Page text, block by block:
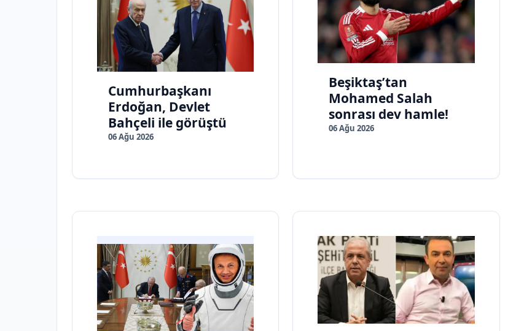
Cumhurbaşkanı
Erdoğan, Devlet
Bahçeli ile görüştü
06 Ağu 2026
Beşiktaş’tan
Mohamed Salah
sonrası dev hamle!
06 Ağu 2026